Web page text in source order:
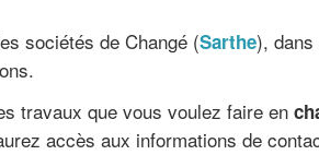
sociétés de Changé (Sarthe), dans
travaux que vous voulez faire en
accès aux informations de